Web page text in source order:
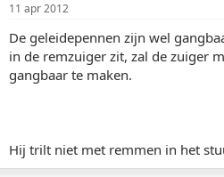
11 apr 2012
De geleidepennen zijn wel
in de remzuiger zit, zal de zuiger
gangbaar te maken.
Hij trilt niet met remmen in het